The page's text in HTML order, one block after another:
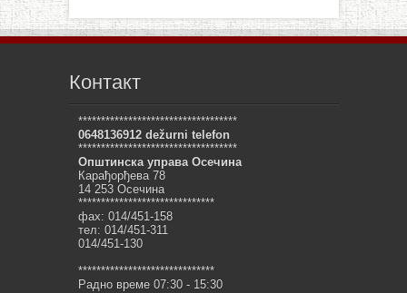
Контакт
***********************************
0648136912 dežurni telefon
***********************************
Општинска управа Осечина
Карађорђева 78
14 253 Осечина
******************************
фах: 014/451-158
тел: 014/451-311
014/451-130
******************************
Радно време 07:30 - 15:30